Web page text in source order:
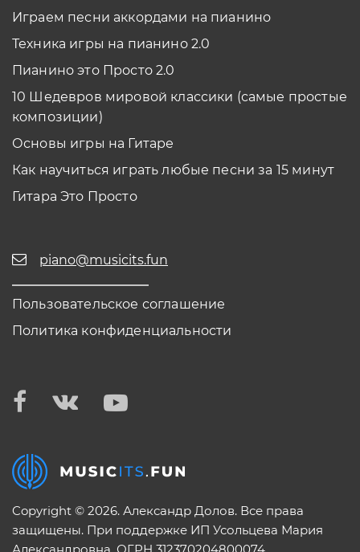
Играем песни аккордами на пианино
Техника игры на пианино 2.0
Пианино это Просто 2.0
10 Шедевров мировой классики (самые простые
композиции)
Основы игры на Гитаре
Как научиться играть любые песни за 15 минут
Гитара Это Просто
piano@musicits.fun
Пользовательское соглашение
Политика конфиденциальности
Copyright © 2026. Александр Долов. Все права
защищены. При поддержке ИП Усольцева Мария